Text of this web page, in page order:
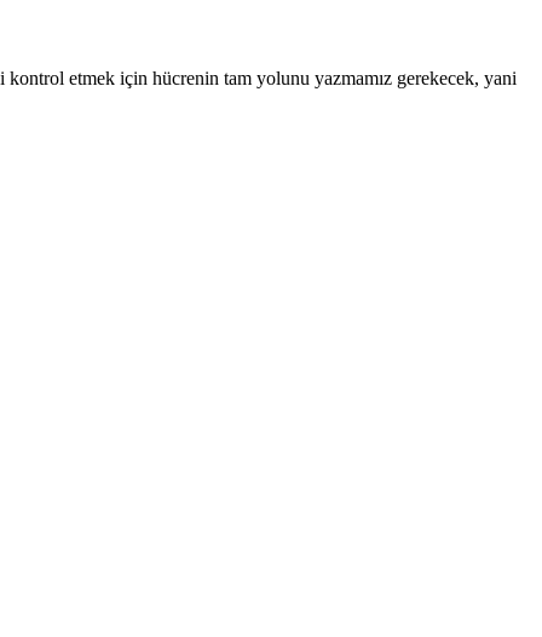
etmek için hücrenin tam yolunu yazmamız gerekecek, yani